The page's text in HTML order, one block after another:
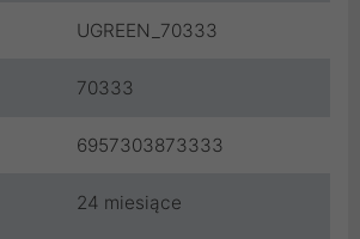
UGREEN_70333
70333
6957303873333
24 miesiące